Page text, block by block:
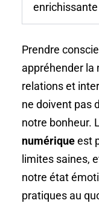
enrichissante
Prendre
appréhender la
relations et
ne doivent pas
notre bonheur.
numériqueest
limites saines,
notre état
pratiques au